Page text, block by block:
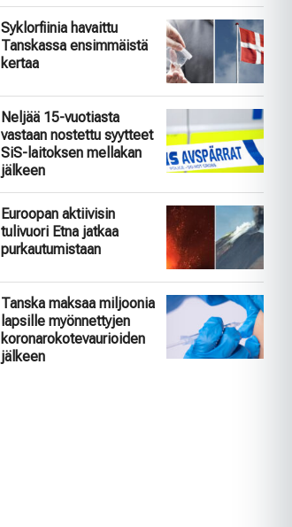
Syklorfiinia havaittu
Tanskassa ensimmäistä
kertaa
Neljää 15-vuotiasta
vastaan nostettu syytteet
SiS-laitoksen mellakan
jälkeen
Euroopan aktiivisin
tulivuori Etna jatkaa
purkautumistaan
Tanska maksaa miljoonia
lapsille myönnettyjen
koronarokotevaurioiden
jälkeen